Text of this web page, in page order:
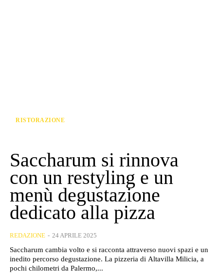
RISTORAZIONE
Saccharum si rinnova
con un restyling e un
menù degustazione
dedicato alla pizza
REDAZIONE - 24 APRILE 2025
Saccharum cambia volto e si racconta attraverso nuovi spazi e un
inedito percorso degustazione. La pizzeria di Altavilla Milicia, a
pochi chilometri da Palermo,...